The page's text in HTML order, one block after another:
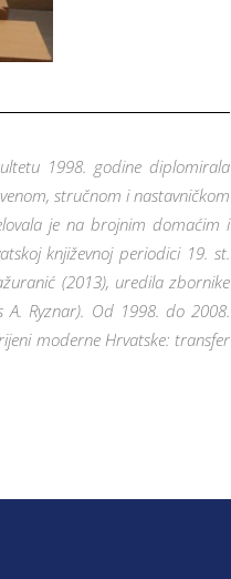
1998. godine diplomirala
stručnom i nastavničkom
je na brojnim domaćim i
književnoj periodici 19. st.
(2013), uredila zbornike
A. Ryznar). Od 1998. do 2008.
moderne Hrvatske: transfer